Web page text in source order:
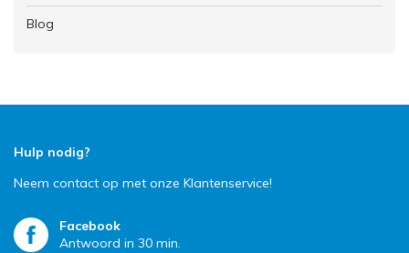
Blog
Hulp nodig?
Neem contact op met onze Klantenservice!
Facebook
Antwoord in 30 min.